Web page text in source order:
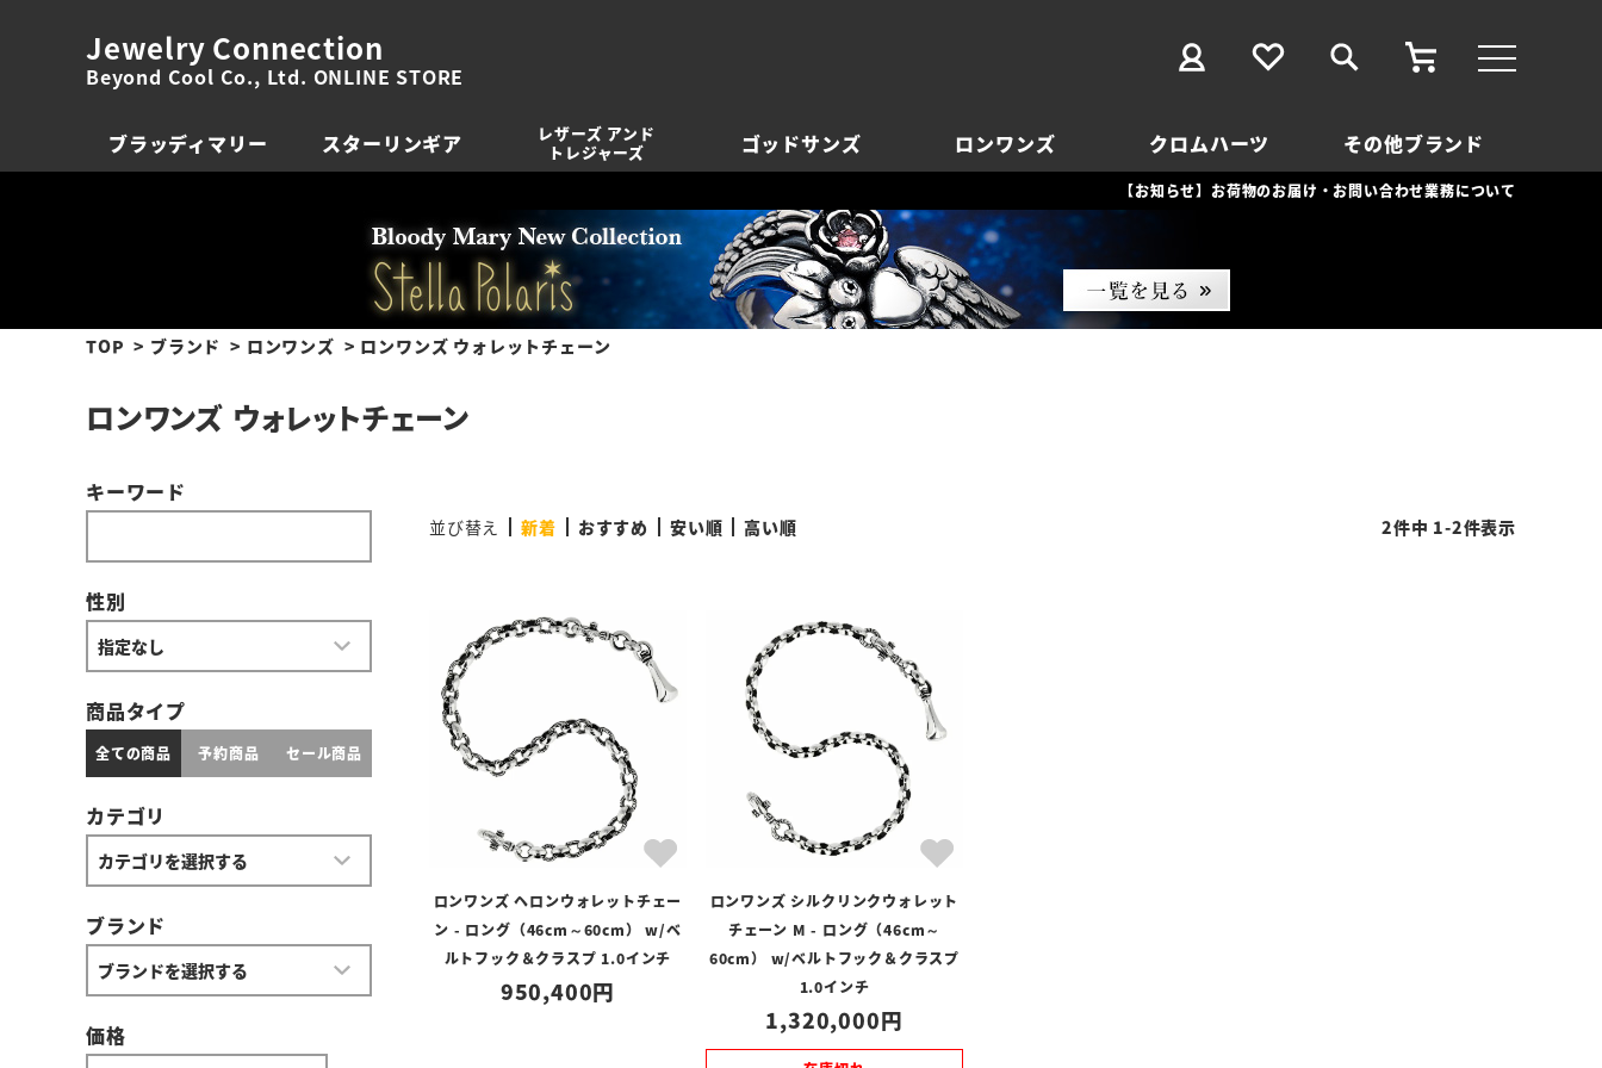
Jewelry Connection
Beyond Cool Co., Ltd. ONLINE STORE
ブラッディマリー スターリンギア
レザーズ アンド
トレジャーズ
ゴッドサンズ ロンワンズ クロムハーツ その他ブランド
【お知らせ】お荷物のお届け・お問い合わせ業務について
TOP ブランド ロンワンズ ロンワンズ ウォレットチェーン
ロンワンズ ウォレットチェーン
キーワード
性別
商品タイプ
全ての商品 予約商品 セール商品
カテゴリ
ブランド
価格
並び替え 新着 おすすめ 安い順 高い順 2件中 1-2件表示
ロンワンズ ヘロンウォレットチェー
ン - ロング（46cm～60cm） w/ベ
ルトフック＆クラスプ 1.0インチ
950,400
ロンワンズ シルクリンクウォレット
チェーン M - ロング（46cm～
60cm） w/ベルトフック＆クラスプ
1.0インチ
1,320,000